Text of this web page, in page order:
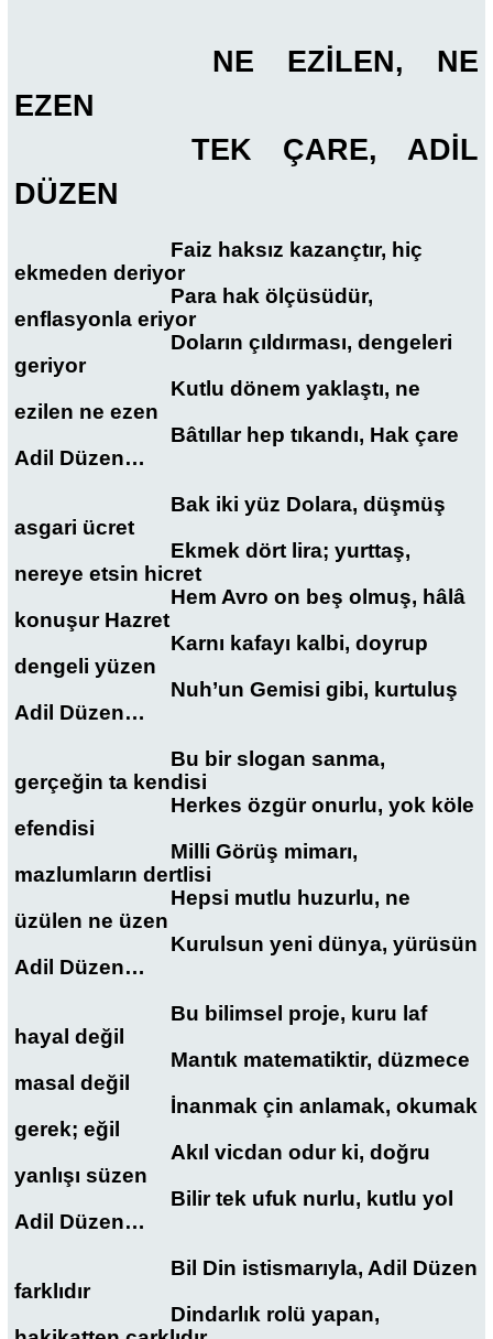
NE EZİLEN, NE
EZEN
TEK ÇARE, ADİL
DÜZEN
Faiz haksız kazançtır, hiç
ekmeden deriyor
Para hak ölçüsüdür,
enflasyonla eriyor
Doların çıldırması, dengeleri
geriyor
Kutlu dönem yaklaştı, ne
ezilen ne ezen
Bâtıllar hep tıkandı, Hak çare
Adil Düzen…
Bak iki yüz Dolara, düşmüş
asgari ücret
Ekmek dört lira; yurttaş,
nereye etsin hicret
Hem Avro on beş olmuş, hâlâ
konuşur Hazret
Karnı kafayı kalbi, doyrup
dengeli yüzen
Nuh’un Gemisi gibi, kurtuluş
Adil Düzen…
Bu bir slogan sanma,
gerçeğin ta kendisi
Herkes özgür onurlu, yok köle
efendisi
Milli Görüş mimarı,
mazlumların dertlisi
Hepsi mutlu huzurlu, ne
üzülen ne üzen
Kurulsun yeni dünya, yürüsün
Adil Düzen…
Bu bilimsel proje, kuru laf
hayal değil
Mantık matematiktir, düzmece
masal değil
İnanmak çin anlamak, okumak
gerek; eğil
Akıl vicdan odur ki, doğru
yanlışı süzen
Bilir tek ufuk nurlu, kutlu yol
Adil Düzen…
Bil Din istismarıyla, Adil Düzen
farklıdır
Dindarlık rolü yapan,